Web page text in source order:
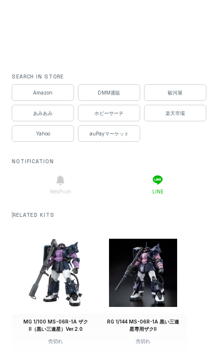
SEARCH IN STORE
Amazon DMM通販 駿河屋
あみあみ ホビーサーチ 楽天市場
Yahoo auPayマーケット
NOTIFICATION
WebPush LINE
RELATED KITS
MG 1/100 MS-06R-1A ザク
II（黒い三連星）Ver.2.0
売切れ
RG 1/144 MS-06R-1A 黒い三連
星専用ザクII
売切れ